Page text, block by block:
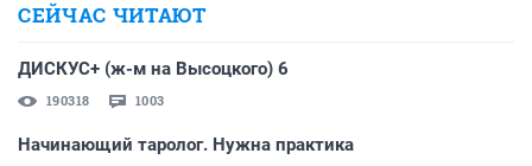
СЕЙЧАС ЧИТАЮТ
ДИСКУС+ (ж-м на Высоцкого) 6
190318 1003
Начинающий таролог. Нужна практика